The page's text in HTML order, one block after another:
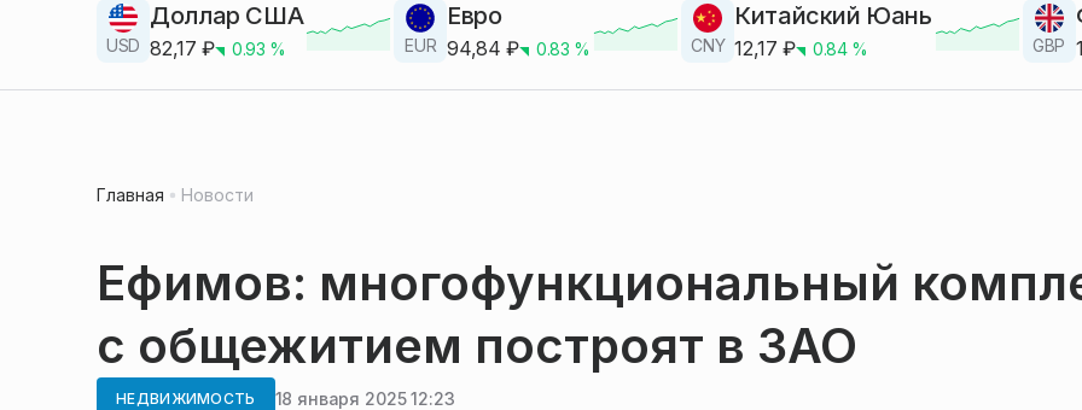
USD
Доллар США
82,17 ₽ 0.93 % EUR
Евро
94,84 ₽ 0.83 % CNY
Китайский Юань
12,17 ₽ 0.84% GBP
Главная Новости
Ефимов: многофункциональный
с общежитием построят в ЗАО
НЕДВИЖИМОСТЬ 18 января 2025 12:23